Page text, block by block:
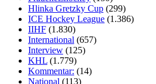
Hlinka Gretzky Cup (299)
ICE Hockey League (1.386)
IIHF (1.830)
International (657)
Interview (125)
KHL (1.779)
Kommentar: (14)
National (113)